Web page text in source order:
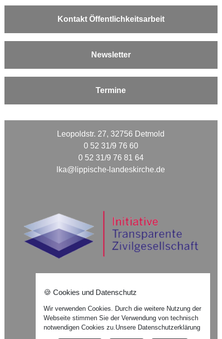
Kontakt Öffentlichkeitsarbeit
Newsletter
Termine
Leopoldstr. 27, 32756 Detmold
0 52 31/9 76 60
0 52 31/9 76 81 64
lka@lippische-landeskirche.de
Impressum
🍪 Cookies und Datenschutz
Wir verwenden Cookies. Durch die weitere Nutzung der
Webseite stimmen Sie der Verwendung von technisch
notwendigen Cookies zu.Unsere Datenschutzerklärung